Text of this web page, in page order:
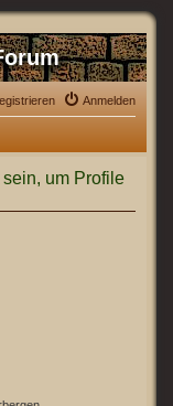
Anmelden
um Profile